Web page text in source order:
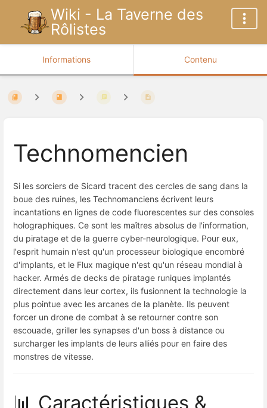
Wiki - La Taverne des
Rôlistes
Informations Contenu
Technomencien
Si les sorciers de Sicard tracent des cercles de sang dans la
boue des ruines, les Technomanciens écrivent leurs
incantations en lignes de code fluorescentes sur des consoles
holographiques. Ce sont les maîtres absolus de l'information,
du piratage et de la guerre cyber-neurologique. Pour eux,
l'esprit humain n'est qu'un processeur biologique encombré
d'implants, et le Flux magique n'est qu'un réseau mondial à
hacker. Armés de decks de piratage runiques implantés
directement dans leur cortex, ils fusionnent la technologie la
plus pointue avec les arcanes de la planète. Ils peuvent
forcer un drone de combat à se retourner contre son
escouade, griller les synapses d'un boss à distance ou
surcharger les implants de leurs alliés pour en faire des
monstres de vitesse.
📊 Caractéristiques &